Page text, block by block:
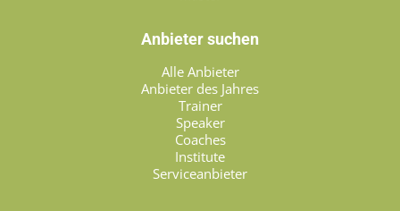
Anbieter suchen
Alle Anbieter
Anbieter des Jahres
Trainer
Speaker
Coaches
Institute
Serviceanbieter